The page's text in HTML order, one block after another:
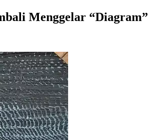
Menggelar “Diagram”